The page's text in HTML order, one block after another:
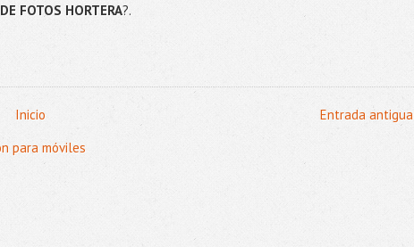
FOTOS HORTERA?.
Entrada antigua
Inicio
para móviles